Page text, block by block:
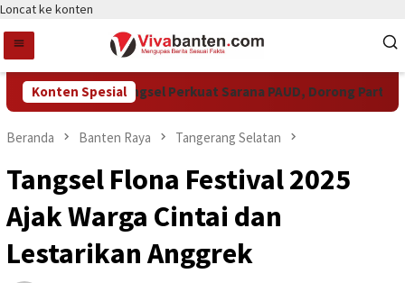
Loncat ke konten
Konten Spesial
Pemkot Tangsel Perkuat Sarana PAUD, Dorong Partisipasi
Beranda Banten Raya Tangerang Selatan
Tangsel Flona Festival 2025
Ajak Warga Cintai dan
Lestarikan Anggrek